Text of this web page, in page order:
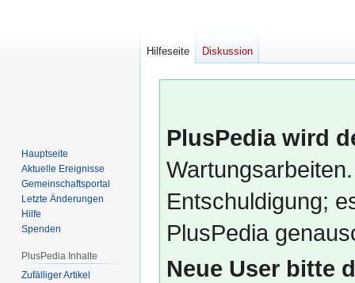
PlusPedia wird
Entschuldigung;
PlusPedia
Neue User bitte
Hilfeseite Diskussion
Hauptseite
Aktuelle Ereignisse
Gemeinschafts­portal
Letzte Änderungen
Hilfe
Spenden
PlusPedia Inhalte
Zufälliger Artikel